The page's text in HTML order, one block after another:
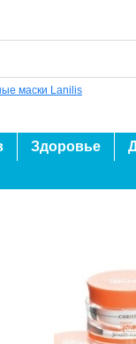
маски Lanilis
Здоровье